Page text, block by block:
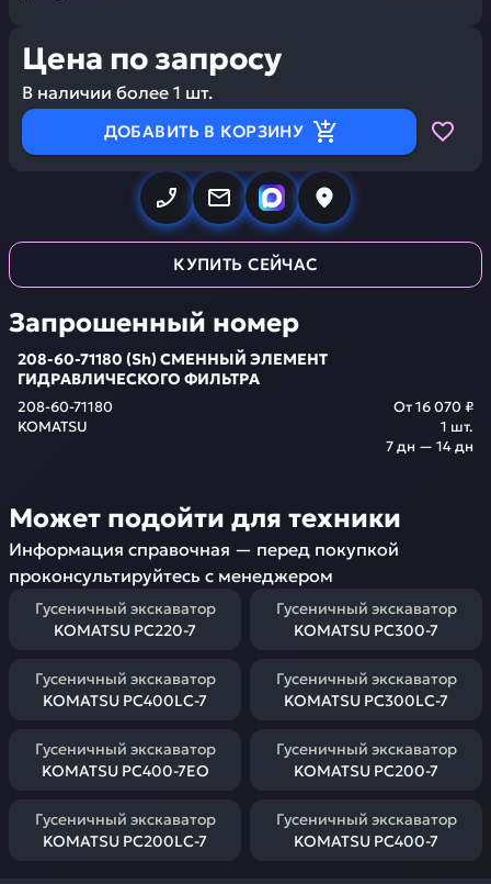
Цена по запросу
В наличии более 1 шт.
ДОБАВИТЬ В КОРЗИНУ
КУПИТЬ СЕЙЧАС
Запрошенный номер
208-60-71180
KOMATSU
208-60-71180 (Sh) СМЕННЫЙ ЭЛЕМЕНТ
ГИДРАВЛИЧЕСКОГО ФИЛЬТРА
1 шт.
От16 070 ₽
7 дн — 14 дн
Может подойти для техники
Информация справочная — перед покупкой
проконсультируйтесь с менеджером
Гусеничный экскаватор
KOMATSU PC220-7
Гусеничный экскаватор
KOMATSU PC300-7
Гусеничный экскаватор
KOMATSU PC400LC-7
Гусеничный экскаватор
KOMATSU PC300LC-7
Гусеничный экскаватор
KOMATSU PC400-7EO
Гусеничный экскаватор
KOMATSU PC200-7
Гусеничный экскаватор
KOMATSU PC200LC-7
Гусеничный экскаватор
KOMATSU PC400-7